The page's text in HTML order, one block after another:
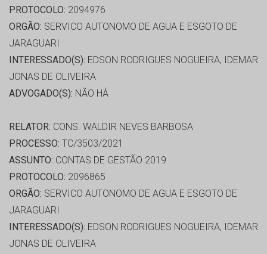
PROTOCOLO: 2094976
ORGÃO: SERVICO AUTONOMO DE AGUA E ESGOTO DE
JARAGUARI
INTERESSADO(S): EDSON RODRIGUES NOGUEIRA, IDEMAR
JONAS DE OLIVEIRA
ADVOGADO(S): NÃO HÁ
RELATOR: CONS. WALDIR NEVES BARBOSA
PROCESSO: TC/3503/2021
ASSUNTO: CONTAS DE GESTÃO 2019
PROTOCOLO: 2096865
ORGÃO: SERVICO AUTONOMO DE AGUA E ESGOTO DE
JARAGUARI
INTERESSADO(S): EDSON RODRIGUES NOGUEIRA, IDEMAR
JONAS DE OLIVEIRA